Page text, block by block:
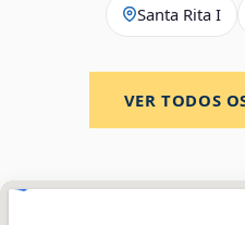
Santa Rita I
VER TODOS